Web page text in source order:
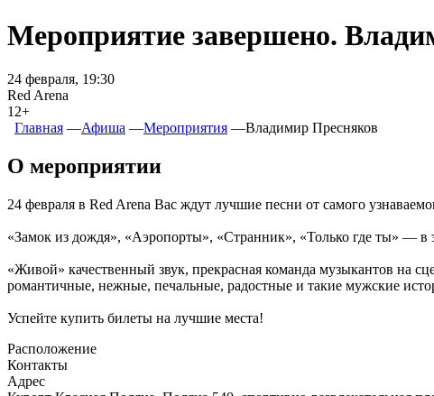
Мероприятие завершено.
24 февраля, 19:30
Red Arena
12+
Главная ―Афиша ―Мероприятия ―Владимир Пресняков
О мероприятии
24 февраля в Red Arena Вас ждут лучшие песни от самого
«Замок из дождя», «Аэропорты», «Странник», «Только где ты» — в
«Живой» качественный звук, прекрасная команда музыкантов на
романтичные, нежные, печальные, радостные и такие мужские
Успейте купить билеты на лучшие места!
Расположение
Контакты
Адрес